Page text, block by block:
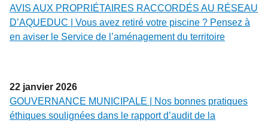
AVIS AUX PROPRIÉTAIRES RACCORDÉS AU RÉSEAU
D’AQUEDUC | Vous avez retiré votre piscine ? Pensez à
en aviser le Service de l’aménagement du territoire
22 janvier 2026
GOUVERNANCE MUNICIPALE | Nos bonnes pratiques
éthiques soulignées dans le rapport d’audit de la